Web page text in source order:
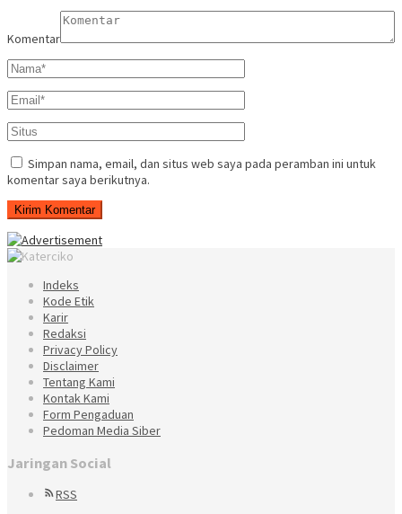
Komentar
Simpan nama, email, dan situs web saya pada peramban ini untuk
komentar saya berikutnya.
Indeks
Kode Etik
Karir
Redaksi
Privacy Policy
Disclaimer
Tentang Kami
Kontak Kami
Form Pengaduan
Pedoman Media Siber
Jaringan Social
RSS